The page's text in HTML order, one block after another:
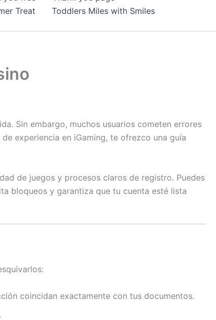
Treat
Toddlers Miles with Smiles
Sin embargo, muchos usuarios cometen errores
experiencia en iGaming, te ofrezco una guía
de juegos y procesos claros de registro. Puedes
bloqueos y garantiza que tu cuenta esté lista
coincidan exactamente con tus documentos.